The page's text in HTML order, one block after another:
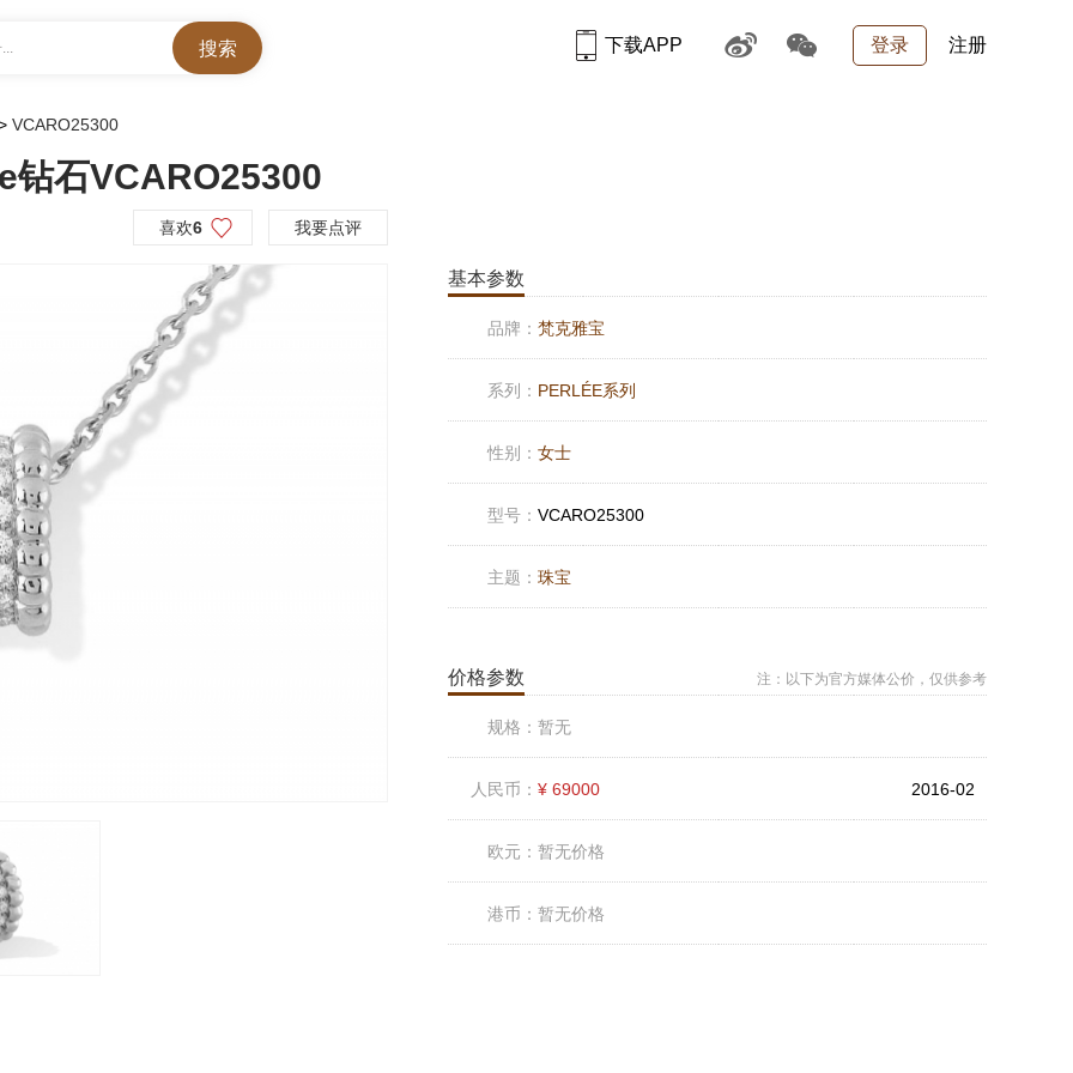
登录 注册
下载APP
VCARO25300
钻石VCARO25300
喜欢6 我要点评
基本参数
品牌： 梵克雅宝
系列： PERLÉE系列
性别： 女士
型号： VCARO25300
主题： 珠宝
价格参数 注：以下为官方媒体公价，仅供参考
规格： 暂无
人民币： ¥ 69000 2016-02
欧元： 暂无价格
港币： 暂无价格